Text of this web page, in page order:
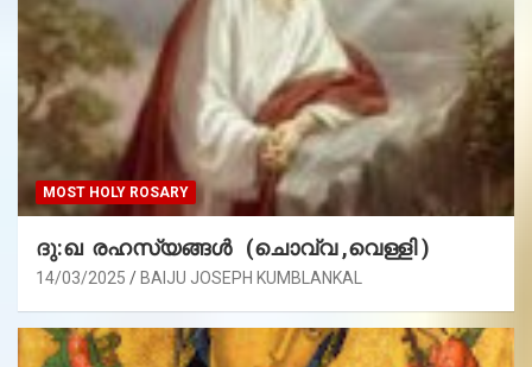
MOST HOLY ROSARY
ദു:ഖ രഹസ്യങ്ങൾ (ചൊവ്വ ,വെള്ളി )
14/03/2025 BAIJU JOSEPH KUMBLANKAL